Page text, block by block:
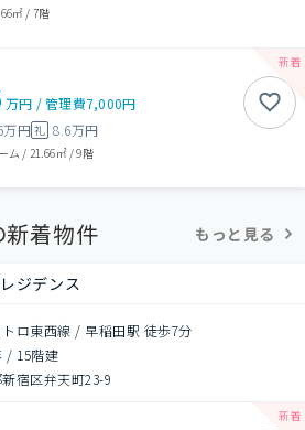
㎡ / 7階
万円 /管理費7,000円
万円礼 8.6万円
ム / 21.66㎡/9階
着物件 もっと見る
ジデンス
トロ東西線 / 早稲田駅 徒歩7分
/ 15階建
宿区弁天町23-9